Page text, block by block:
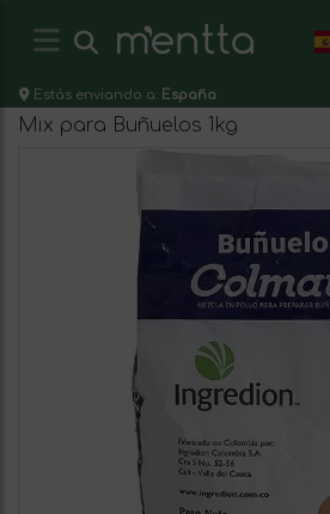
Estás enviando a: España
Mix para Buñuelos 1kg